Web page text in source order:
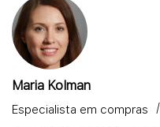
Maria Kolman
Especialista em compras